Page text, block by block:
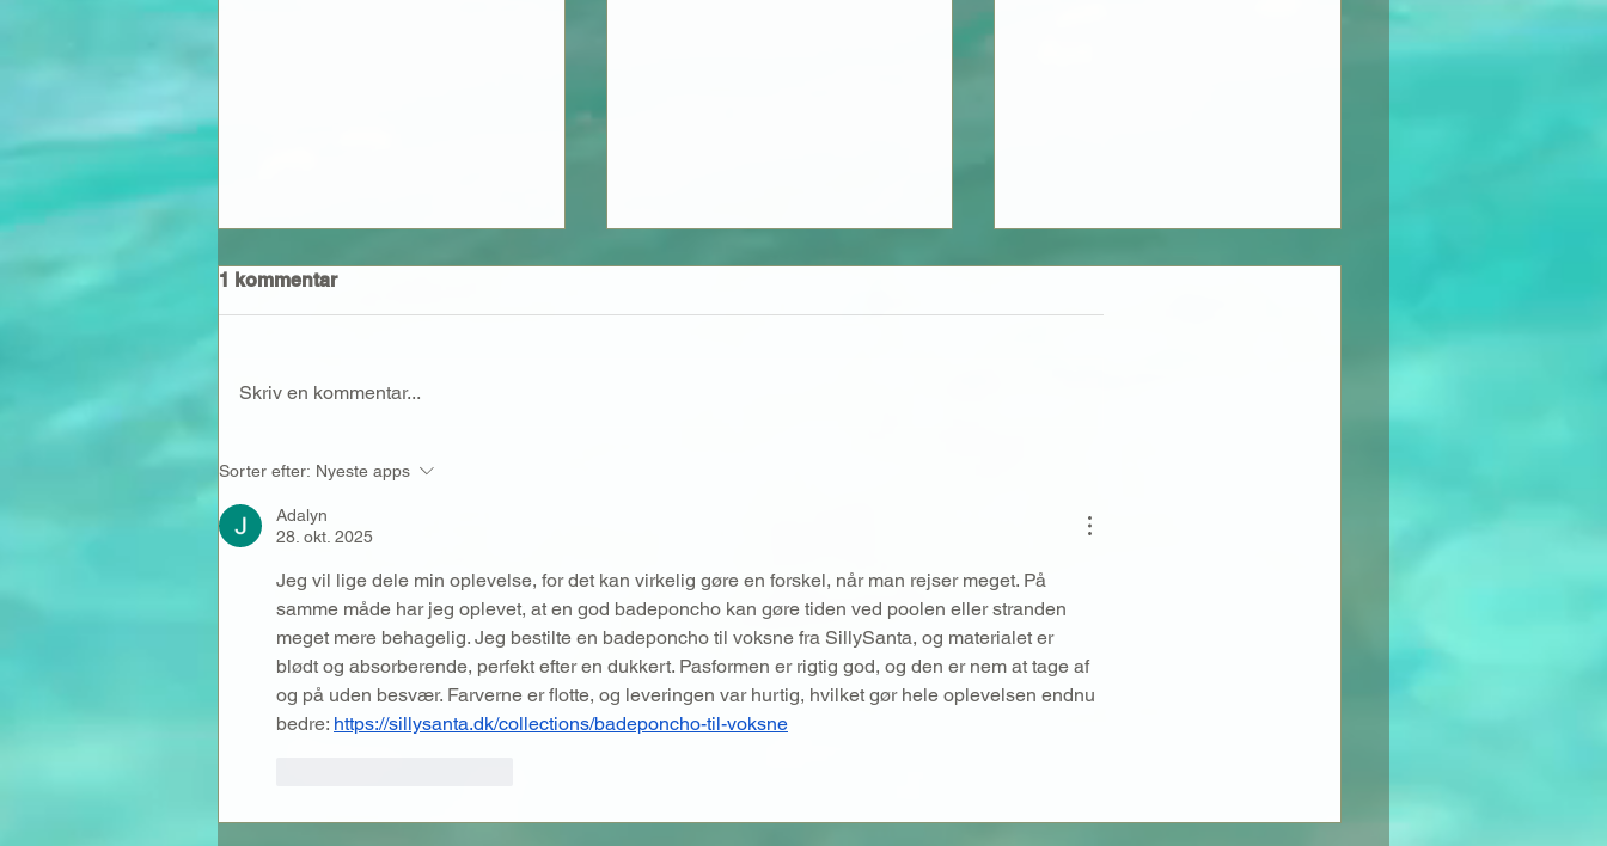
1 kommentar
Skriv en kommentar...
Sorter efter: Nyeste apps
Adalyn
28. okt. 2025
Jeg vil lige dele min oplevelse, for det kan virkelig gøre en forskel, når man rejser meget. På
samme måde har jeg oplevet, at en god badeponcho kan gøre tiden ved poolen eller stranden
meget mere behagelig. Jeg bestilte en badeponcho til voksne fra SillySanta, og materialet er
blødt og absorberende, perfekt efter en dukkert. Pasformen er rigtig god, og den er nem at tage af
og på uden besvær. Farverne er flotte, og leveringen var hurtig, hvilket gør hele oplevelsen endnu
bedre: https://sillysanta.dk/collections/badeponcho-til-voksne